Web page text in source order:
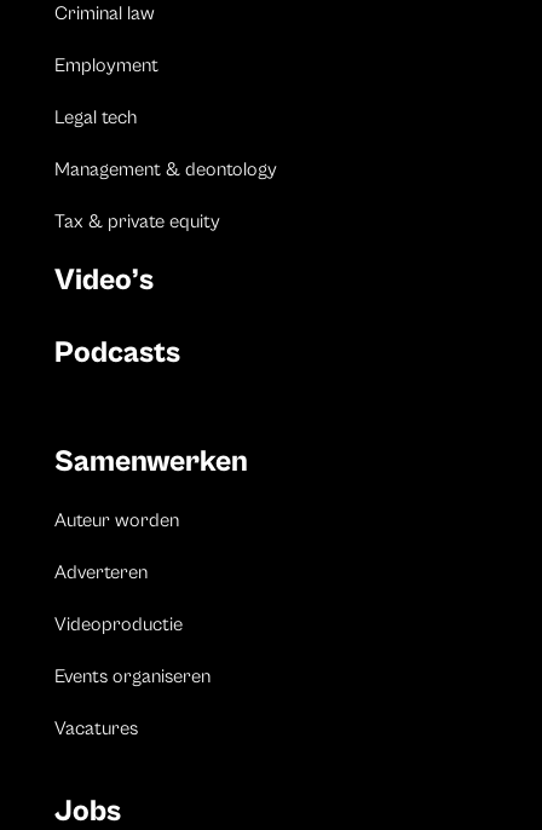
Criminal law
Employment
Legal tech
Management & deontology
Tax & private equity
Video’s
Podcasts
Samenwerken
Auteur worden
Adverteren
Videoproductie
Events organiseren
Vacatures
Jobs